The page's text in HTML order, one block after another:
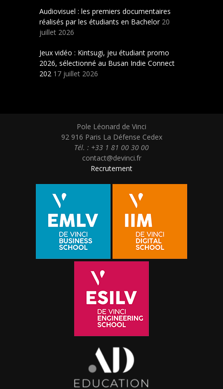
Audiovisuel : les premiers documentaires
réalisés par les étudiants en Bachelor 20
juillet 2026
Jeux vidéo : Kintsugi, jeu étudiant promo
2026, sélectionné au Busan Indie Connect
202 17 juillet 2026
Pole Léonard de Vinci
92 916 Paris La Défense Cedex
Tél. : +33 1 81 00 30 00
contact@devinci.fr
Recrutement